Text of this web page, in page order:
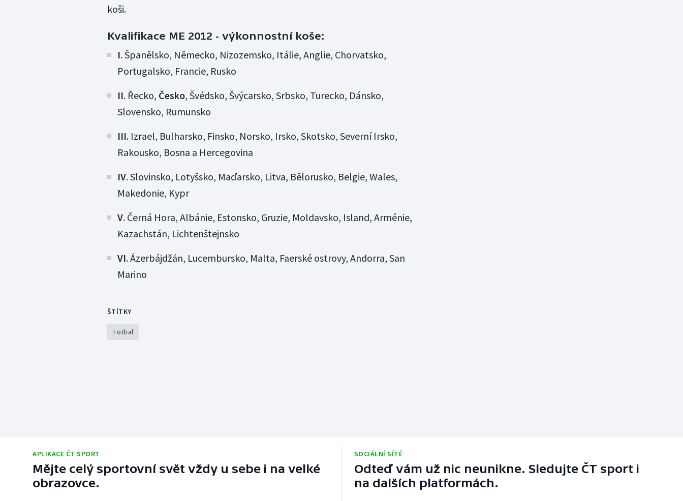
koši.
Kvalifikace ME 2012 - výkonnostní koše:
I. Španělsko, Německo, Nizozemsko, Itálie, Anglie, Chorvatsko,
Portugalsko, Francie, Rusko
II. Řecko, Česko, Švédsko, Švýcarsko, Srbsko, Turecko, Dánsko,
Slovensko, Rumunsko
III. Izrael, Bulharsko, Finsko, Norsko, Irsko, Skotsko, Severní Irsko,
Rakousko, Bosna a Hercegovina
IV. Slovinsko, Lotyšsko, Maďarsko, Litva, Bělorusko, Belgie, Wales,
Makedonie, Kypr
V. Černá Hora, Albánie, Estonsko, Gruzie, Moldavsko, Island, Arménie,
Kazachstán, Lichtenštejnsko
VI. Ázerbájdžán, Lucembursko, Malta, Faerské ostrovy, Andorra, San
Marino
ŠTÍTKY
Fotbal
APLIKACE ČT SPORT
Mějte celý sportovní svět vždy u sebe i na velké
obrazovce.
SOCIÁLNÍ SÍTĚ
Odteď vám už nic neunikne. Sledujte ČT sport i
na dalších platformách.